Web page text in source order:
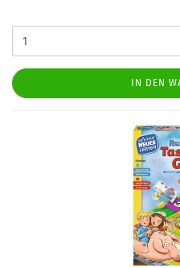
IN DEN